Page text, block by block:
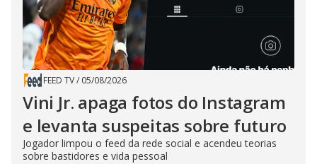
FEED TV/ 05/08/2026
Vini Jr. apaga fotos do Instagram
e levanta suspeitas sobre futuro
Jogador limpou o feed da rede social e acendeu teorias
sobre bastidores e vida pessoal